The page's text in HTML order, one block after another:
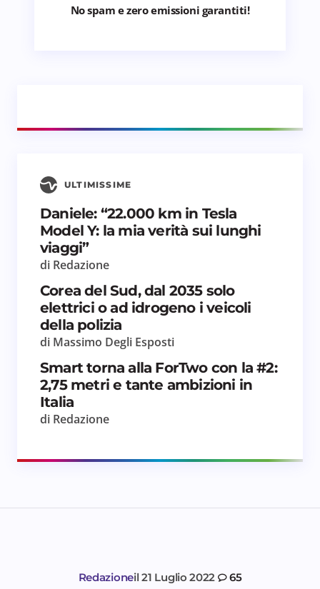
No spam e zero emissioni garantiti!
ULTIMISSIME
Daniele: “22.000 km in Tesla
Model Y: la mia verità sui lunghi
viaggi”
di Redazione
Corea del Sud, dal 2035 solo
elettrici o ad idrogeno i veicoli
della polizia
di Massimo Degli Esposti
Smart torna alla ForTwo con la #2:
2,75 metri e tante ambizioni in
Italia
di Redazione
Redazioneil 21 Luglio 2022 65